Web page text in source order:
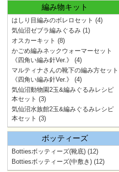
編み物キット
はしり目編みのボレロセット (4)
気仙沼ゼブラ編みぐるみ (1)
オスカーキット (8)
かごめ編みネックウォーマーセット
《四角い編み針Ver.》
(4)
マルティナさんの靴下の編み方セット
《四角い編み針Ver.》
(4)
気仙沼動物園2玉&編みぐるみレシピ
本セット (3)
気仙沼水族館2玉&編みぐるみレシピ
本セット (3)
ボッティーズ
Bottiesボッティーズ(靴底) (12)
Bottiesボッティーズ(中敷き) (12)